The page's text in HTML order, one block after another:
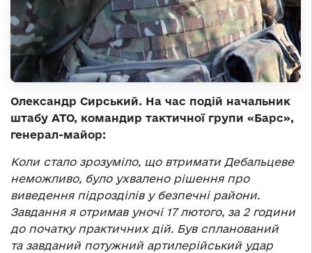
Олександр Сирський. На час подій начальник
штабу АТО, командир тактичної групи «Барс»,
генерал-майор:
Коли стало зрозуміло, що втримати Дебальцеве
неможливо, було ухвалено рішення про
виведення підрозділів у безпечні райони.
Завдання я отримав уночі 17 лютого, за 2 години
до початку практичних дій. Був спланований
та завданий потужний артилерійський удар